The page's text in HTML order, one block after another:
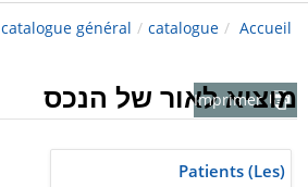
Accueil
/
catalogue
/
catalogue général
מוציא לאור של הנכס
Imprimer
Patients (Les)